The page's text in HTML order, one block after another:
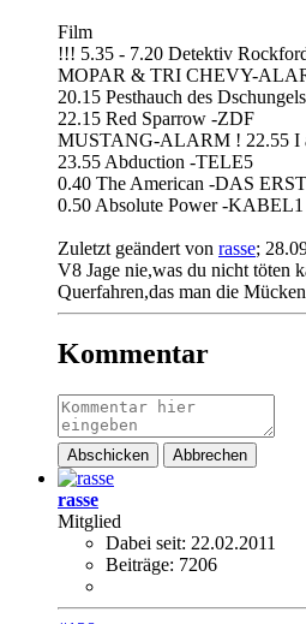
Film
!!! 5.35 - 7.20 Detektiv
MOPAR & TRI CHEVY-
20.15 Pesthauch des
22.15 Red Sparrow -ZDF
MUSTANG-ALARM ! 22.55 I
23.55 Abduction -TELE5
0.40 The American -DAS
0.50 Absolute Power -KABEL1
Zuletzt geändert von rasse;
V8 Jage nie,was du nicht töten
Querfahren,das man die
Kommentar
Abschicken Abbrechen
rasse
Mitglied
Dabei seit: 22.02.2011
Beiträge: 7206